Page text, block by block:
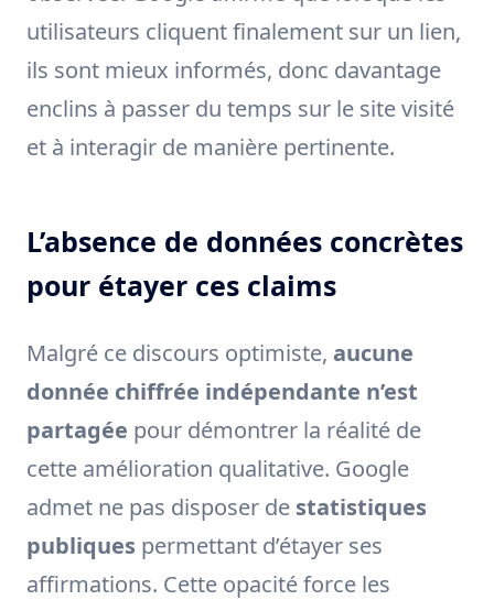
utilisateurs cliquent finalement sur un lien,
ils sont mieux informés, donc davantage
enclins à passer du temps sur le site visité
et à interagir de manière pertinente.
L’absence de données concrètes
pour étayer ces claims
Malgré ce discours optimiste, aucune
donnée chiffrée indépendante n’est
partagée pour démontrer la réalité de
cette amélioration qualitative. Google
admet ne pas disposer de statistiques
publiques permettant d’étayer ses
affirmations. Cette opacité force les